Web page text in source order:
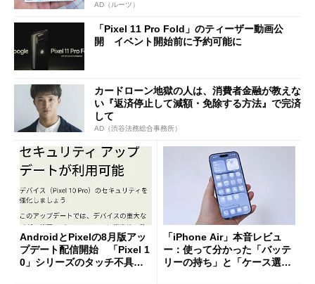
AD（ルーツ）
「Pixel 11 Pro Fold」のティーザー動画公
開 イベント開始前に予約可能に
カードローン地獄の人は、消費者金融が教えな
い『返済停止して減額・免除する方法』で完済
して
AD（渋谷法務総合事務所）
AndroidとPixelの8月版アッ
プデート配信開始 「Pixel 1
0」シリーズのタッチ不具合
「iPhone Air」本音レビュ
ー：使って分かった「バッテ
リーの持ち」と「ケース選